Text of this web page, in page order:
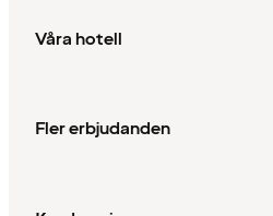
Våra hotell
Fler erbjudanden